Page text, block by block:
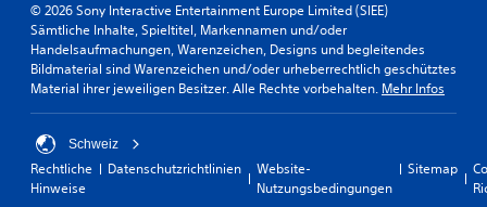
© 2026 Sony Interactive Entertainment Europe Limited (SIEE)
Sämtliche Inhalte, Spieltitel, Markennamen und/oder
Handelsaufmachungen, Warenzeichen, Designs und begleitendes
Bildmaterial sind Warenzeichen und/oder urheberrechtlich geschütztes
Material ihrer jeweiligen Besitzer. Alle Rechte vorbehalten. Mehr Infos
Schweiz
Rechtliche
Hinweise
Datenschutzrichtlinien
Website-
Nutzungsbedingungen
Sitemap